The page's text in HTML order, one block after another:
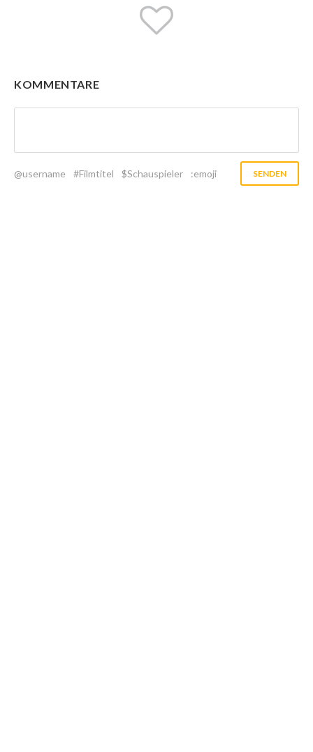
KOMMENTARE
@username #Filmtitel $Schauspieler :emoji